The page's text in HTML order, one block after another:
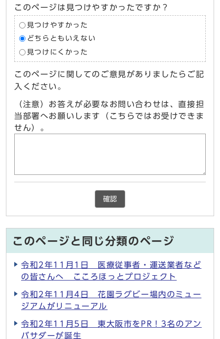
このページは見つけやすかったですか？
見つけやすかった
どちらともいえない
見つけにくかった
このページに関してのご意見がありましたらご記
入ください。
（注意）お答えが必要なお問い合わせは、直接担
当部署へお願いします（こちらではお受けできま
せん）。
確認
このページと同じ分類のページ
令和2年11月1日 医療従事者・運送業者など
の皆さんへ こころほっとプロジェクト
令和2年11月4日 花園ラグビー場内のミュー
ジアムがリニューアル
令和2年11月5日 東大阪市をPR！3名のアン
バサダーが誕生